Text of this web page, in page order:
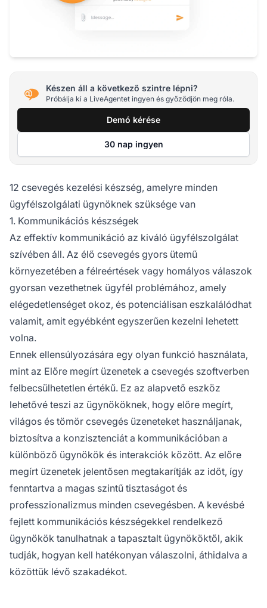
Készen áll a következő szintre lépni?
Próbálja ki a LiveAgentet ingyen és győződjön meg róla.
Demó kérése
30 nap ingyen
12 csevegés kezelési készség, amelyre minden
ügyfélszolgálati ügynöknek szüksége van
1. Kommunikációs készségek
Az effektív kommunikáció az kiváló ügyfélszolgálat
szívében áll. Az élő csevegés gyors ütemű
környezetében a félreértések vagy homályos válaszok
gyorsan vezethetnek ügyfél problémához, amely
elégedetlenséget okoz, és potenciálisan eszkalálódhat
valamit, amit egyébként egyszerűen kezelni lehetett
volna.
Ennek ellensúlyozására egy olyan funkció használata,
mint az Előre megírt üzenetek a csevegés szoftverben
felbecsülhetetlen értékű. Ez az alapvető eszköz
lehetővé teszi az ügynököknek, hogy előre megírt,
világos és tömör csevegés üzeneteket használjanak,
biztosítva a konzisztenciát a kommunikációban a
különböző ügynökök és interakciók között. Az előre
megírt üzenetek jelentősen megtakarítják az időt, így
fenntartva a magas szintű tisztaságot és
professzionalizmus minden csevegésben. A kevésbé
fejlett kommunikációs készségekkel rendelkező
ügynökök tanulhatnak a tapasztalt ügynököktől, akik
tudják, hogyan kell hatékonyan válaszolni, áthidalva a
közöttük lévő szakadékot.